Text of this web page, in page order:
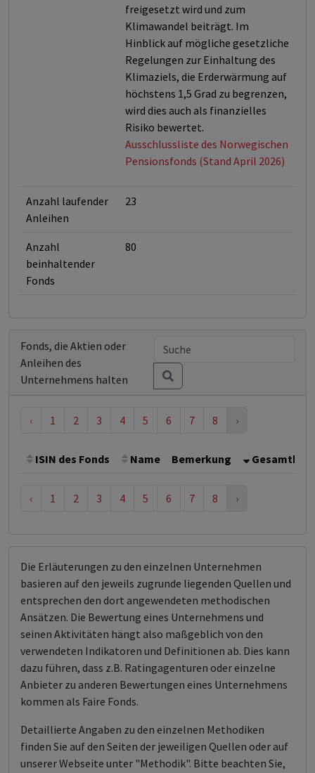
freigesetzt wird und zum
Klimawandel beiträgt. Im
Hinblick auf mögliche gesetzliche
Regelungen zur Einhaltung des
Klimaziels, die Erderwärmung auf
höchstens 1,5 Grad zu begrenzen,
wird dies auch als finanzielles
Risiko bewertet.
Ausschlussliste des Norwegischen
Pensionsfonds (Stand April 2026)
Anzahl laufender
Anleihen
23
Anzahl
beinhaltender
Fonds
80
Fonds, die Aktien oder
Anleihen des
Unternehmens halten
‹ 1 2 3 4 5 6 7 8 ›
ISIN des Fonds Name Bemerkung
‹ 1 2 3 4 5 6 7 8 ›
Die Erläuterungen zu den einzelnen Unternehmen
basieren auf den jeweils zugrunde liegenden Quellen und
entsprechen den dort angewendeten methodischen
Ansätzen. Die Bewertung eines Unternehmens und
seinen Aktivitäten hängt also maßgeblich von den
verwendeten Indikatoren und Definitionen ab. Dies kann
dazu führen, dass z.B. Ratingagenturen oder einzelne
Anbieter zu anderen Bewertungen eines Unternehmens
kommen als Faire Fonds.
Detaillierte Angaben zu den einzelnen Methodiken
finden Sie auf den Seiten der jeweiligen Quellen oder auf
unserer Webseite unter "Methodik". Bitte beachten Sie,